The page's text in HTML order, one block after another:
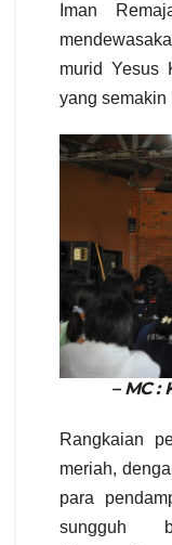
Iman
murid Yesus
yang semakin
– MC :
Rangkaian
meriah,
para
sungguh